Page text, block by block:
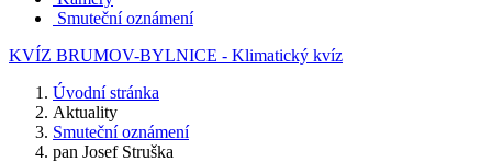
Smuteční oznámení
KVÍZ BRUMOV-BYLNICE - Klimatický kvíz
Úvodní stránka
Aktuality
Smuteční oznámení
pan Josef Struška